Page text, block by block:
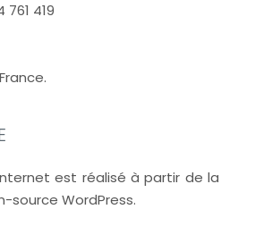
761 419
est réalisé à partir de la
WordPress.